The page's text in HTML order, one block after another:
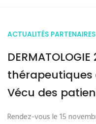
ACTUALITÉS PARTENAIRES
Vécu des
Rendez-vous le 15